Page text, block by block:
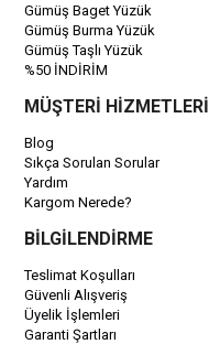
Gümüş Baget Yüzük
Gümüş Burma Yüzük
Gümüş Taşlı Yüzük
%50 İNDİRİM
MÜŞTERİ HİZMETLERİ
Blog
Sıkça Sorulan Sorular
Yardım
Kargom Nerede?
BİLGİLENDİRME
Teslimat Koşulları
Güvenli Alışveriş
Üyelik İşlemleri
Garanti Şartları